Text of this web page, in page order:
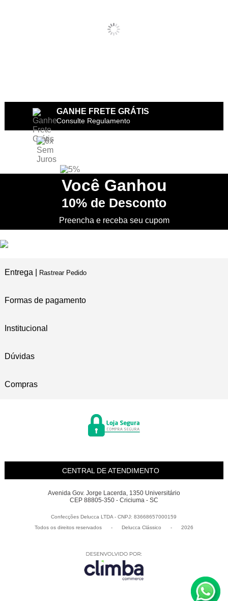
GANHE FRETE GRÁTIS
Consulte Regulamento
5% DESCONTO no PIX
PRIMEIRA TROCA Grátis
Você Ganhou
10% de Desconto
Preencha e receba seu cupom
Entrega | Rastrear Pedido
Formas de pagamento
Institucional
Dúvidas
Compras
CENTRAL DE ATENDIMENTO
Avenida Gov. Jorge Lacerda, 1350 Universitário
CEP 88805-350 - Criciuma - SC
Confecções Delucca LTDA - CNPJ: 83668657000159
Todos os direitos reservados
- Delucca Clássico - 2026